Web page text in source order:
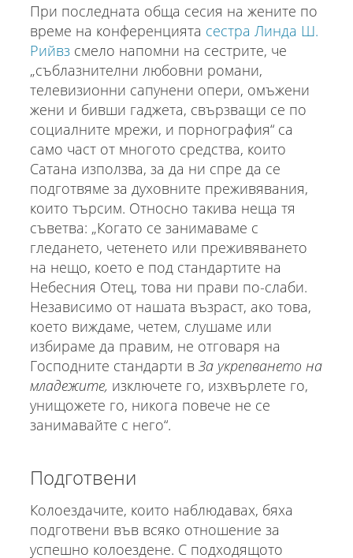
При последната обща сесия на жените по
време на конференцията сестра Линда Ш.
Рийвзсмело напомни на сестрите, че
„съблазнителни любовни романи,
телевизионни сапунени опери, омъжени
жени и бивши гаджета, свързващи се по
социалните мрежи, и порнография“ са
само част от многото средства, които
Сатана използва, за да ни спре да се
подготвяме за духовните преживявания,
които търсим. Относно такива неща тя
съветва: „Когато се занимаваме с
гледането, четенето или преживяването
на нещо, което е под стандартите на
Небесния Отец, това ни прави по-слаби.
Независимо от нашата възраст, ако това,
което виждаме, четем, слушаме или
избираме да правим, не отговаря на
Господните стандарти вЗа укрепването на
младежите, изключете го, изхвърлете го,
унищожете го, никога повече не се
занимавайте с него“.
Подготвени
Колоездачите, които наблюдавах, бяха
подготвени във всяко отношение за
успешно колоездене. С подходящото